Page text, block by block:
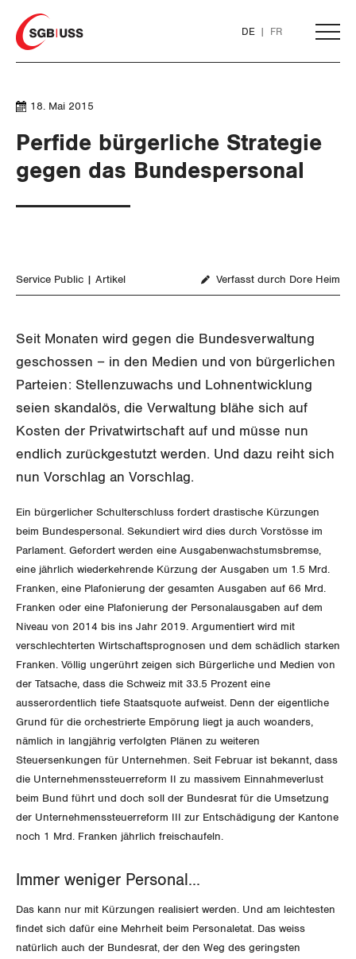
Home
DE FR
THEMEN
Flankierende Massnahmen und
Arbeitsrechte
Arbeitssicherheit und Gesundheitsschutz
Finanzen und Steuerpolitik
Aussenwirtschaft
SOZIALPOLITIK
Berufliche Vorsorge
Überbrückungsleistung
Ergänzungsleistungen
Invalidenversicherung
Unfallversicherung
Gesundheit
SERVICE PUBLIC
Verkehr
Energie und Umwelt
Kommunikation und Medien
GLEICHSTELLUNG
Gleichstellung von Frauen und Männern
Gleichstellung von LGBTI
BILDUNG & JUGEND
MIGRATION
GEWERKSCHAFTSPOLITIK
International
Schweiz
Landesstreik
SERVICE
BROSCHÜREN/BÜCHER
DER SGB
WIR ÜBER UNS
GREMIEN
ZENTRALSEKRETARIAT
KANTONALE BÜNDE
Medien
Publikationen
Artikel
Blog
18. Mai 2015
Perfide bürgerliche Strategie
gegen das Bundespersonal
Service Public Artikel Verfasst durch Dore Heim
Seit Monaten wird gegen die Bundesverwaltung
geschossen – in den Medien und von bürgerlichen
Parteien: Stellenzuwachs und Lohnentwicklung
seien skandalös, die Verwaltung blähe sich auf
Kosten der Privatwirtschaft auf und müsse nun
endlich zurückgestutzt werden. Und dazu reiht sich
nun Vorschlag an Vorschlag.
Ein bürgerlicher Schulterschluss fordert drastische Kürzungen
beim Bundespersonal. Sekundiert wird dies durch Vorstösse im
Parlament. Gefordert werden eine Ausgabenwachstumsbremse,
eine jährlich wiederkehrende Kürzung der Ausgaben um 1.5 Mrd.
Franken, eine Plafonierung der gesamten Ausgaben auf 66 Mrd.
Franken oder eine Plafonierung der Personalausgaben auf dem
Niveau von 2014 bis ins Jahr 2019. Argumentiert wird mit
verschlechterten Wirtschaftsprognosen und dem schädlich starken
Franken. Völlig ungerührt zeigen sich Bürgerliche und Medien von
der Tatsache, dass die Schweiz mit 33.5 Prozent eine
ausserordentlich tiefe Staatsquote aufweist. Denn der eigentliche
Grund für die orchestrierte Empörung liegt ja auch woanders,
nämlich in langjährig verfolgten Plänen zu weiteren
Steuersenkungen für Unternehmen. Seit Februar ist bekannt, dass
die Unternehmenssteuerreform II zu massivem Einnahmeverlust
beim Bund führt und doch soll der Bundesrat für die Umsetzung
der Unternehmenssteuerreform III zur Entschädigung der Kantone
noch 1 Mrd. Franken jährlich freischaufeln.
Immer weniger Personal…
Das kann nur mit Kürzungen realisiert werden. Und am leichtesten
findet sich dafür eine Mehrheit beim Personaletat. Das weiss
natürlich auch der Bundesrat, der den Weg des geringsten